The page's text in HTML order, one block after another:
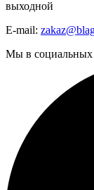
выходной
E-mail:
Мы в социальных